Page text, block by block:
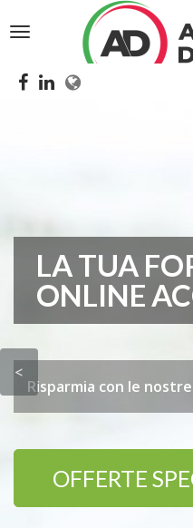
Toggle
LA TUA
ONLINE
Risparmia con le
OFFERTE